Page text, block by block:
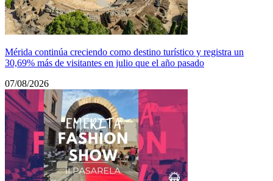
Mérida continúa creciendo como destino turístico y registra un
30,69% más de visitantes en julio que el año pasado
07/08/2026